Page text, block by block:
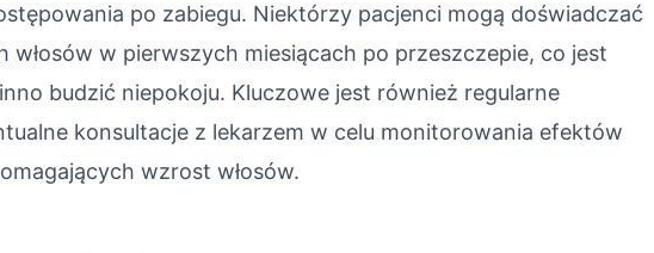
po zabiegu. Niektórzy pacjenci mogą doświadczać
w pierwszych miesiącach po przeszczepie, co jest
budzić niepokoju. Kluczowe jest również regularne
konsultacje z lekarzem w celu monitorowania efektów
wzrost włosów.